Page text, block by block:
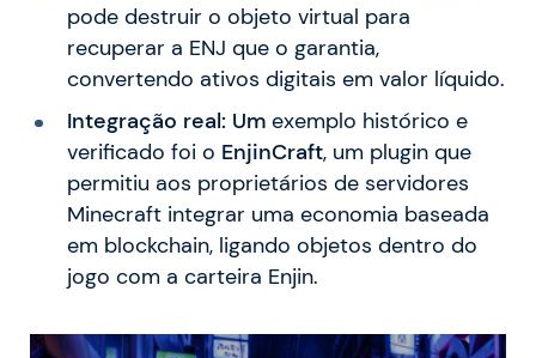
pode destruir o objeto virtual para
recuperar a ENJ que o garantia,
convertendo ativos digitais em valor líquido.
Integração real: Umexemplo histórico e
verificado foi o EnjinCraft, um plugin que
permitiu aos proprietários de servidores
Minecraft integrar uma economia baseada
em blockchain, ligando objetos dentro do
jogo com a carteira Enjin.